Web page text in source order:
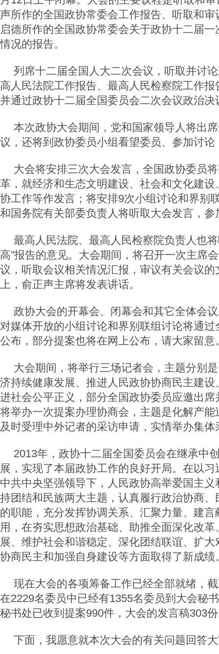
声所作的全国政协常委会工作报告、听取和
启德所作的全国政协常委会关于政协十二届
情况的报告。
列席十二届全国人大二次会议，听取并讨
高人民法院工作报告、最高人民检察院工作
并通过政协十二届全国委员会二次会议政治
本次政协大会期间，党和国家领导人将出
议，还将到政协委员小组看望委员、参加讨
大会将安排三次大会发言，全国政协委员
革，就经济和生态文明建设、社会和文化建
协工作等作发言；将安排9次小组讨论和界别
和国务院有关部委负责人将听取大会发言，参
最高人民法院、最高人民检察院负责人也
高”报告的意见。大会期间，将召开一次主席
议，听取会议相关情况汇报，审议有关会议
上，俞正声主席将发表讲话。
政协大会的开幕会、闭幕会和其它全体会
对媒体开放的小组讨论和界别联组讨论将通
公布，部分提案也将在网上公布，请大家留意
大会期间，将举行三场记者会，主题分别
济持续健康发展、推进人民政协协商民主建
进社会公平正义，部分全国政协委员应邀出
将举办一次提案办理协商会，主题是化解产
及时受理中外记者的采访申请，实情举办集体
2013年，政协十二届全国委员会在继承中
展，实现了本届政协工作的良好开局。在以
中共中央坚强领导下，人民政协高举爱国主
持团结和民族两大主题，认真履行政治协商
的职能，充分发挥协调关系、汇聚力量、建
用，在夯实思想政治基础、助推全面深化改
展、维护社会和谐稳定、深化团结联谊、扩
协商民主和加强自身建设等方面取得了新成绩
现在大会的各项筹备工作已经全部就绪，
在2229名委员中已经有1355名委员到大会秘
秘书处已收到提案990件，大会的发言稿303
下面，我愿意就本次大会的有关问题回答